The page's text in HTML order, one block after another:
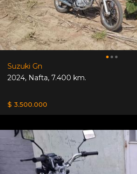
Suzuki Gn
2024, Nafta, 7.400 km.
$ 3.500.000